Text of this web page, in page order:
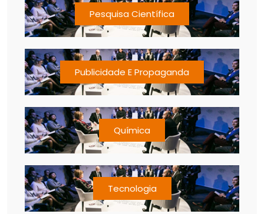
Pesquisa Científica
Publicidade E Propaganda
Química
Tecnologia